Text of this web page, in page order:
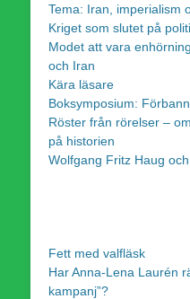
Tema: Iran, imperialism
Kriget som slutet på
Modet att vara
och Iran
Kära läsare
Boksymposium:
Röster från rörelser –
på historien
Wolfgang Fritz Haug
Fett med valfläsk
Har Anna-Lena Laurén
kampanj”?